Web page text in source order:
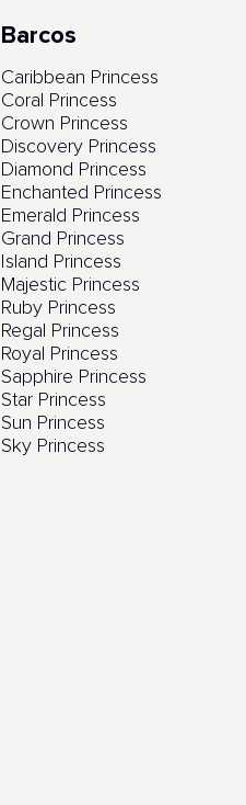
Barcos
Caribbean Princess
Coral Princess
Crown Princess
Discovery Princess
Diamond Princess
Enchanted Princess
Emerald Princess
Grand Princess
Island Princess
Majestic Princess
Ruby Princess
Regal Princess
Royal Princess
Sapphire Princess
Star Princess
Sun Princess
Sky Princess